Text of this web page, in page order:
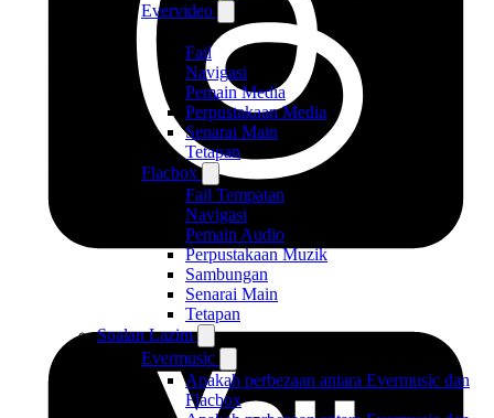
Evervideo
Fail
Navigasi
Pemain Media
Perpustakaan Media
Senarai Main
Tetapan
Flacbox
Fail Tempatan
Navigasi
Pemain Audio
Perpustakaan Muzik
Sambungan
Senarai Main
Tetapan
Soalan Lazim
Evermusic
Apakah perbezaan antara Evermusic dan
Flacbox